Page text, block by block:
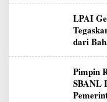
LPAI
dari
Pimpin
SBANL